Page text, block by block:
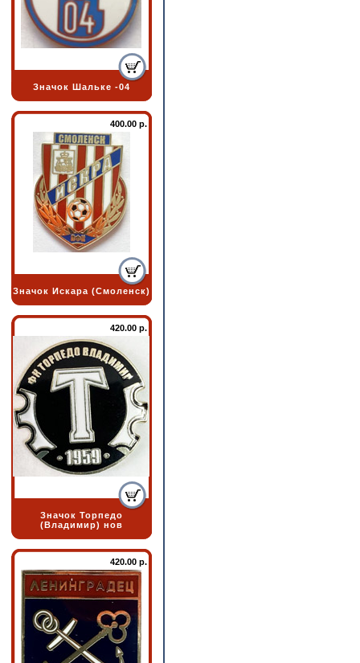
Значок Шальке -04
400.00 р.
Значок Искара (Смоленск)
420.00 р.
Значок Торпедо
(Владимир) нов
420.00 р.